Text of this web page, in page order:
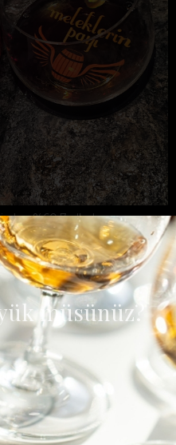
%60.7 alkol oranına
sunuldu
müsünüz?